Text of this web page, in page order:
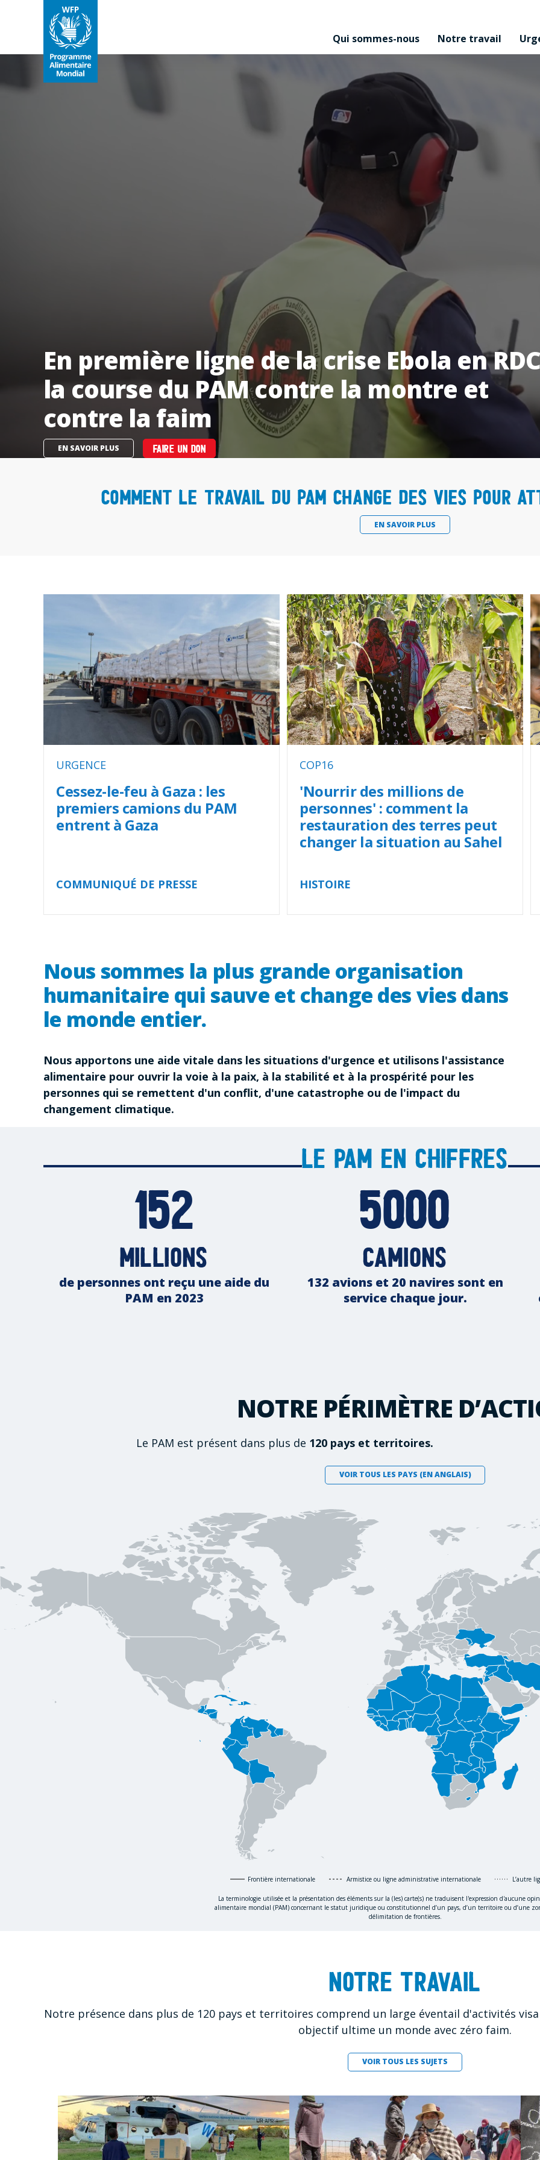
Qui sommes-nous Notre travail
En première ligne de la crise Ebola en
la course du PAM contre la montre et
contre la faim
EN SAVOIR PLUS FAIRE UN DON
Comment le travail du PAM change des vies pour
EN SAVOIR PLUS
URGENCE
Cessez-le-feu à Gaza : les
premiers camions du PAM
entrent à Gaza
COMMUNIQUÉ DE PRESSE
COP16
'Nourrir des millions de
personnes' : comment la
restauration des terres peut
changer la situation au Sahel
HISTOIRE
Nous sommes la plus grande organisation
humanitaire qui sauve et change des vies dans
le monde entier.
Nous apportons une aide vitale dans les situations d'urgence et utilisons l'assistance
alimentaire pour ouvrir la voie à la paix, à la stabilité et à la prospérité pour les
personnes qui se remettent d'un conflit, d'une catastrophe ou de l'impact du
changement climatique.
Le PAM en chiffres
152
millions
de personnes ont reçu une aide du
PAM en 2023
5000
camions
132 avions et 20 navires sont en
service chaque jour.
NOTRE PÉRIMÈTRE
Le PAM est présent dans plus de 120 pays et territoires.
VOIR TOUS LES PAYS (EN ANGLAIS)
Frontière internationale Armistice ou ligne administrative internationale L’autre
La terminologie utilisée et la présentation des éléments sur la (les) carte(s) ne traduisent l'expression d'aucune
alimentaire mondial (PAM) concernant le statut juridique ou constitutionnel d’un pays, d’un territoire ou d’une
délimitation de frontières.
Notre travail
Notre présence dans plus de 120 pays et territoires comprend un large éventail d'activités
objectif ultime un monde avec zéro faim.
VOIR TOUS LES SUJETS